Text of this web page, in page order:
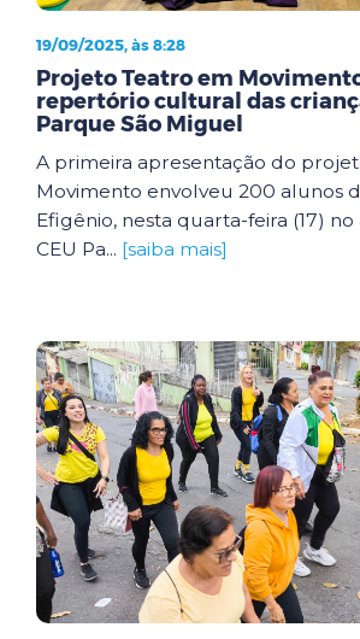
19/09/2025, às 8:28
Projeto Teatro em
repertório cultural das
Parque São Miguel
A primeira apresentação do
Movimento envolveu 200 alunos
Efigênio, nesta quarta-feira (17)
CEU Pa... [saiba mais]